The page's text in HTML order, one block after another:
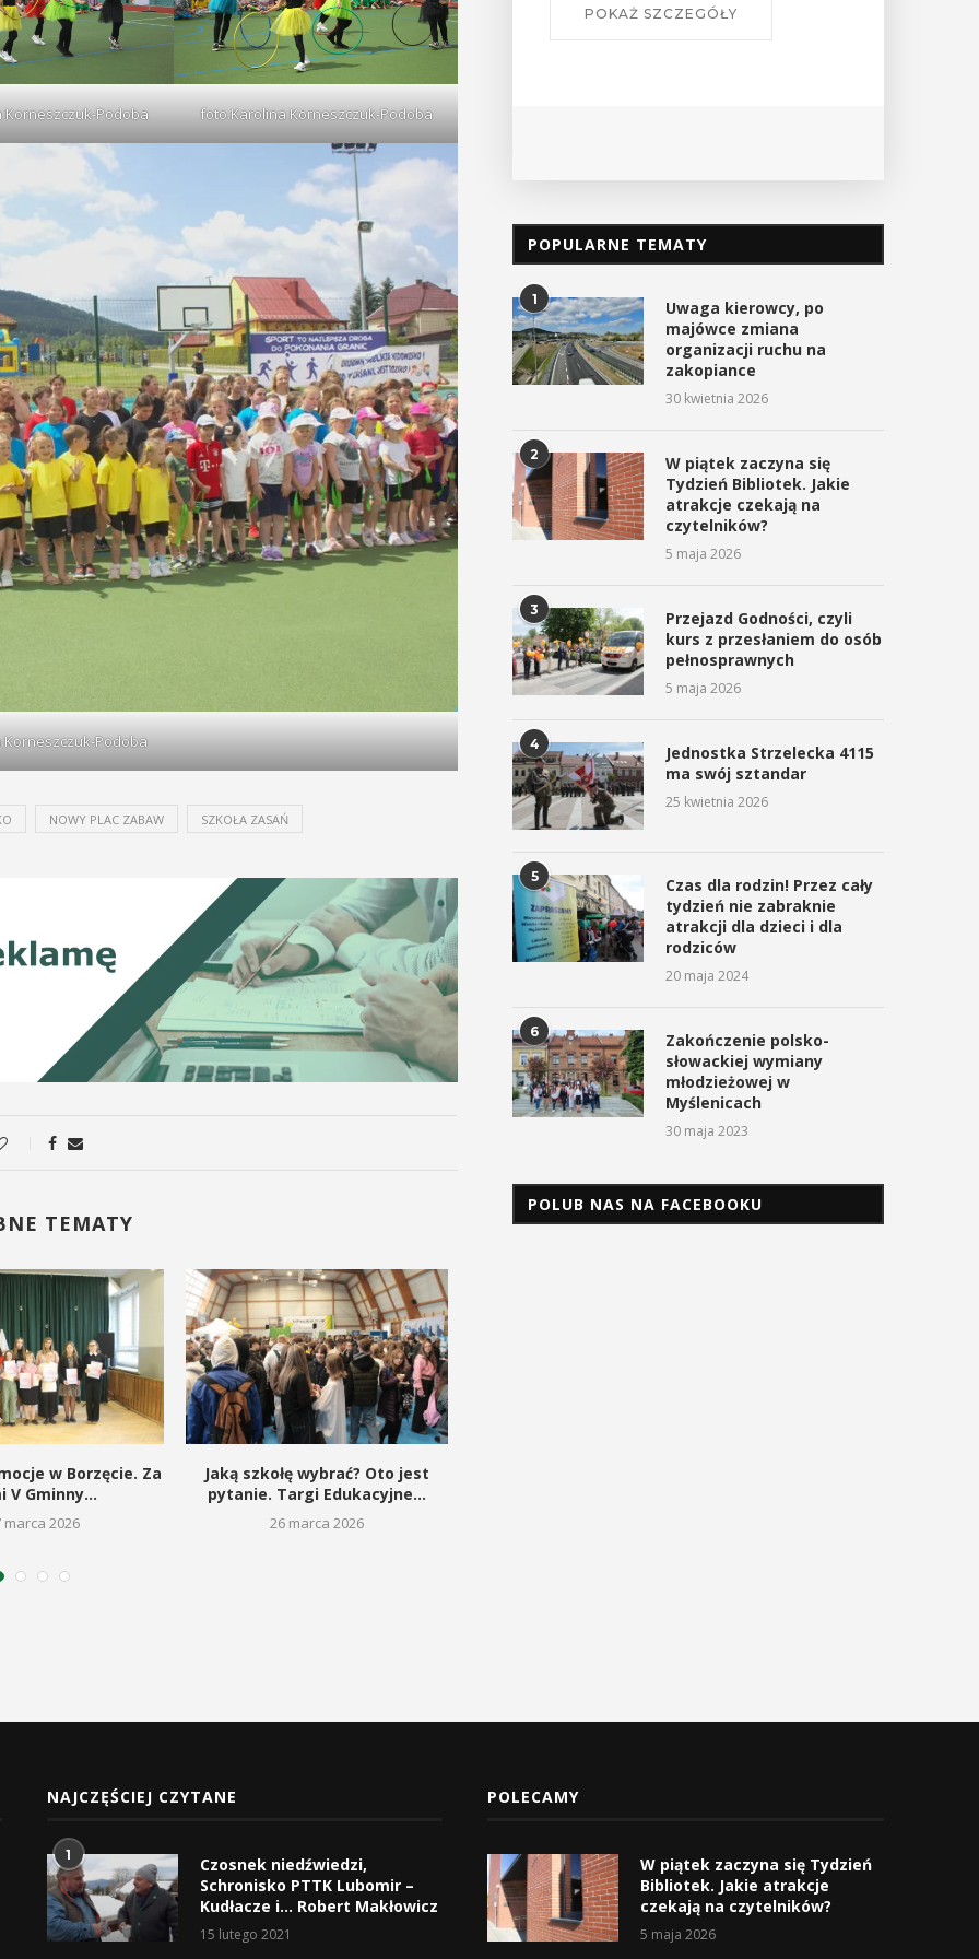
Podoba foto.Karolina Korneszczuk-Podoba
Podoba
NOWY PLAC ZABAW SZKOŁA ZASAŃ
TEMATY
w Borzęcie. Za
V Gminny...
marca 2026
Jaką szkołę wybrać? Oto jest
pytanie. Targi Edukacyjne...
26 marca 2026
POKAŻ SZCZEGÓŁY
POPULARNE TEMATY
1
Uwaga kierowcy, po
majówce zmiana
organizacji ruchu na
zakopiance
30 kwietnia 2026
2
W piątek zaczyna się
Tydzień Bibliotek. Jakie
atrakcje czekają na
czytelników?
5 maja 2026
3
Przejazd Godności, czyli
kurs z przesłaniem do osób
pełnosprawnych
5 maja 2026
4
Jednostka Strzelecka 4115
ma swój sztandar
25 kwietnia 2026
5
Czas dla rodzin! Przez cały
tydzień nie zabraknie
atrakcji dla dzieci i dla
rodziców
20 maja 2024
6
Zakończenie polsko-
słowackiej wymiany
młodzieżowej w
Myślenicach
30 maja 2023
POLUB NAS NA FACEBOOKU
NAJCZĘŚCIEJ CZYTANE
1
Czosnek niedźwiedzi,
Schronisko PTTK Lubomir –
Kudłacze i… Robert Makłowicz
15 lutego 2021
POLECAMY
W piątek zaczyna się Tydzień
Bibliotek. Jakie atrakcje
czekają na czytelników?
5 maja 2026